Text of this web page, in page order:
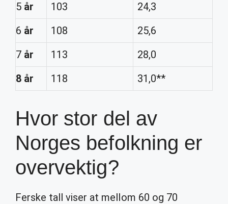
5 år 103
24,3
6 år 108
25,6
7 år 113
28,0
8 år
118 31,0**
Hvor stor del av
Norges befolkning er
overvektig?
Ferske tall viser at mellom 60 og 70